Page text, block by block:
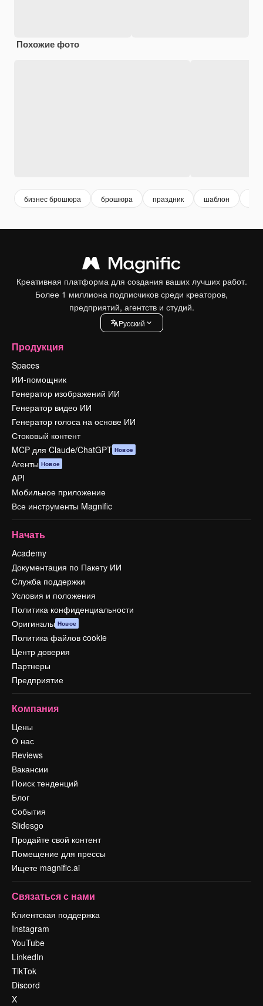
Похожие фото
бизнес брошюра брошюра праздник шаблон
Креативная платформа для создания ваших лучших работ.
Более 1 миллиона подписчиков среди креаторов,
предприятий, агентств и студий.
Pусский
Продукция
Spaces
ИИ-помощник
Генератор изображений ИИ
Генератор видео ИИ
Генератор голоса на основе ИИ
Стоковый контент
MCP для Claude/ChatGPT Новое
Агенты Новое
API
Мобильное приложение
Все инструменты Magnific
Начать
Academy
Документация по Пакету ИИ
Служба поддержки
Условия и положения
Политика конфиденциальности
Оригиналы Новое
Политика файлов cookie
Центр доверия
Партнеры
Предприятие
Компания
Цены
О нас
Reviews
Вакансии
Поиск тенденций
Блог
События
Slidesgo
Продайте свой контент
Помещение для прессы
Ищете magnific.ai
Связаться с нами
Клиентская поддержка
Instagram
YouTube
LinkedIn
TikTok
Discord
X